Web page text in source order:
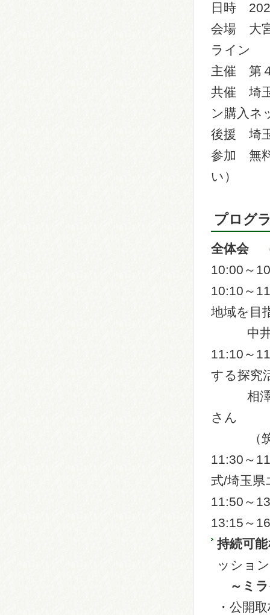
日時
会場 大
ライン
主催 第
共催 埼
ン購入ネ
後援 埼
参加 無
い）
プログ
全体会
10:00～
10:10～
地域を目
中井 徳
11:10～
する探究
相澤修
さん
（筑波
11:30～
式/埼玉県
11:50～
13:15～
持続可
ッショ
～ミラ
・公開